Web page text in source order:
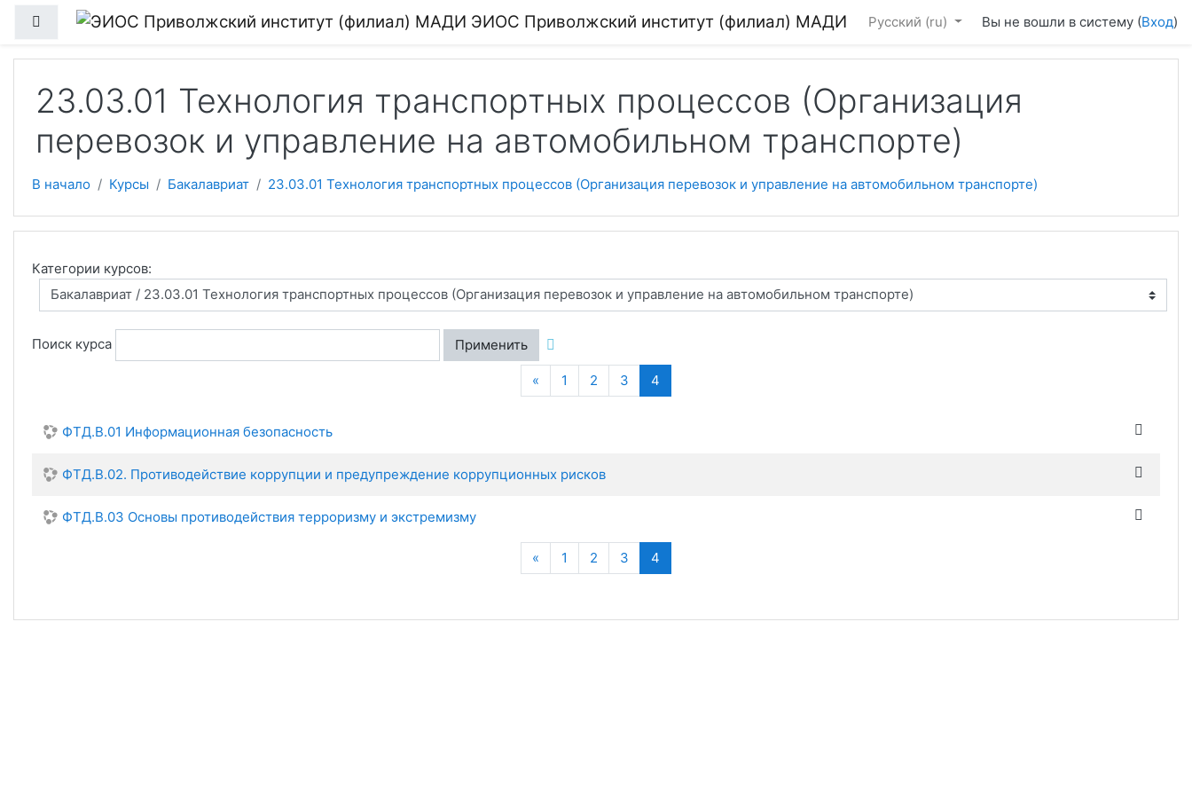
Перейти к основному содержанию
Боковая панель ЭИОС Приволжский институт (филиал) МАДИ Русский ‎(ru)‎ Вы не вошли в систему (Вход)
23.03.01 Технология транспортных процессов (Организация
перевозок и управление на автомобильном транспорте)
В начало Курсы Бакалавриат 23.03.01 Технология транспортных процессов (Организация перевозок и управление на автомобильном транспорте)
Категории курсов:
Поиск курса Применить
« Назад
1 2 3 4
ФТД.В.01 Информационная безопасность
ФТД.В.02. Противодействие коррупции и предупреждение коррупционных рисков
ФТД.В.03 Основы противодействия терроризму и экстремизму
« Назад
1 2 3 4